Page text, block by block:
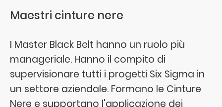
Maestri cinture nere
I Master Black Belt hanno un ruolo più
manageriale. Hanno il compito di
supervisionare tutti i progetti Six Sigma in
un settore aziendale. Formano le Cinture
Nere e supportano l'applicazione dei